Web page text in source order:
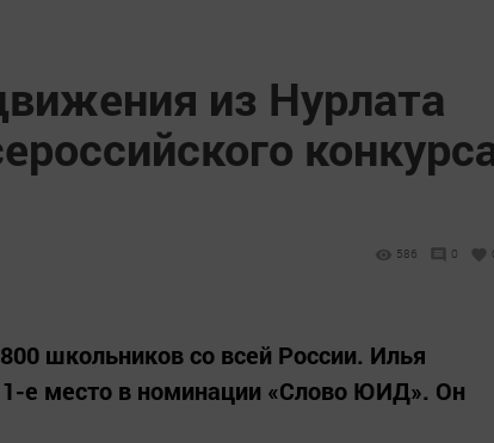
из Нурлата
586 0
школьников со всей России. Илья
1-е место в номинации «Слово ЮИД». Он